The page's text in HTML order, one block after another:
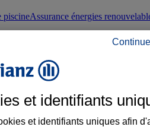
piscineAssurance énergies
et identifiants
et identifiants uniques afin